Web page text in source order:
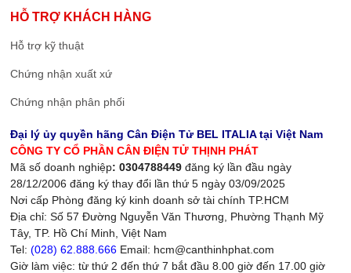
HỖ TRỢ KHÁCH HÀNG
Hỗ trợ kỹ thuật
Chứng nhận xuất xứ
Chứng nhận phân phối
Đại lý ủy quyền hãng Cân Điện Tử BEL ITALIA tại Việt Nam
CÔNG TY CỔ PHẦN CÂN ĐIỆN TỬ THỊNH PHÁT
Mã số doanh nghiệp: 0304788449 đăng ký lần đầu ngày
28/12/2006 đăng ký thay đổi lần thứ 5 ngày 03/09/2025
Nơi cấp Phòng đăng ký kinh doanh sở tài chính TP.HCM
Địa chỉ: Số 57 Đường Nguyễn Văn Thương, Phường Thạnh Mỹ
Tây, TP. Hồ Chí Minh, Việt Nam
Tel:(028) 62.888.666 Email: hcm@canthinhphat.com
Giờ làm việc: từ thứ 2 đến thứ 7 bắt đầu 8.00 giờ đến 17.00 giờ